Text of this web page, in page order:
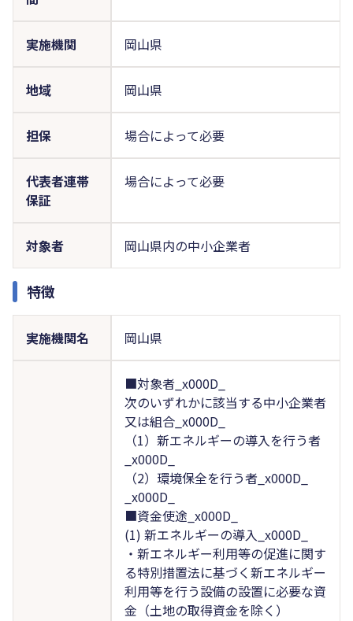
実施機関 岡山県
地域 岡山県
担保 場合によって必要
代表者連帯
保証
場合によって必要
対象者 岡山県内の中小企業者
特徴
実施機関名 岡山県
■対象者_x000D_
次のいずれかに該当する中小企業者
又は組合_x000D_
（1）新エネルギーの導入を行う者
_x000D_
（2）環境保全を行う者_x000D_
_x000D_
■資金使途_x000D_
(1) 新エネルギーの導入_x000D_
・新エネルギー利用等の促進に関す
る特別措置法に基づく新エネルギー
利用等を行う設備の設置に必要な資
金（土地の取得資金を除く）